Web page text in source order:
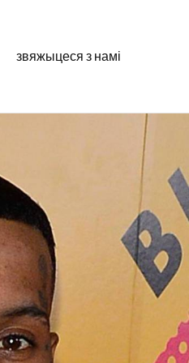
звяжыцеся з намі